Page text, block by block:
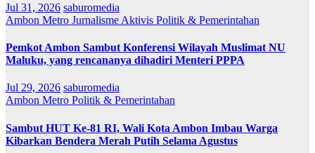
Jul 31, 2026 saburomedia
Ambon Metro Jurnalisme Aktivis Politik & Pemerintahan
Pemkot Ambon Sambut Konferensi Wilayah Muslimat NU
Maluku, yang rencananya dihadiri Menteri PPPA
Jul 29, 2026 saburomedia
Ambon Metro Politik & Pemerintahan
Sambut HUT Ke-81 RI, Wali Kota Ambon Imbau Warga
Kibarkan Bendera Merah Putih Selama Agustus